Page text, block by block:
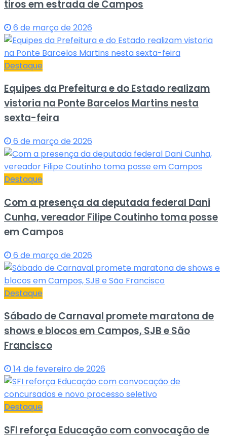
tiros em estrada de Campos
6 de março de 2026
Destaque
Equipes da Prefeitura e do Estado realizam
vistoria na Ponte Barcelos Martins nesta
sexta-feira
6 de março de 2026
Destaque
Com a presença da deputada federal Dani
Cunha, vereador Filipe Coutinho toma posse
em Campos
6 de março de 2026
Destaque
Sábado de Carnaval promete maratona de
shows e blocos em Campos, SJB e São
Francisco
14 de fevereiro de 2026
Destaque
SFI reforça Educação com convocação de